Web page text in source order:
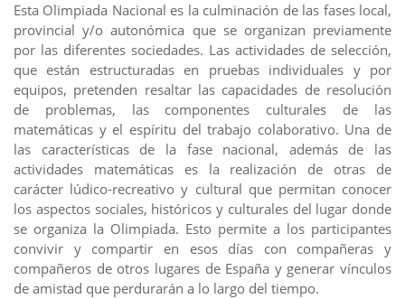
Esta Olimpiada Nacional es la culminación de las fases local,
provincial y/o autonómica que se organizan previamente
por las diferentes sociedades. Las actividades de selección,
que están estructuradas en pruebas individuales y por
equipos, pretenden resaltar las capacidades de resolución
de problemas, las componentes culturales de las
matemáticas y el espíritu del trabajo colaborativo. Una de
las características de la fase nacional, además de las
actividades matemáticas es la realización de otras de
carácter lúdico-recreativo y cultural que permitan conocer
los aspectos sociales, históricos y culturales del lugar donde
se organiza la Olimpiada. Esto permite a los participantes
convivir y compartir en esos días con compañeras y
compañeros de otros lugares de España y generar vínculos
de amistad que perdurarán a lo largo del tiempo.